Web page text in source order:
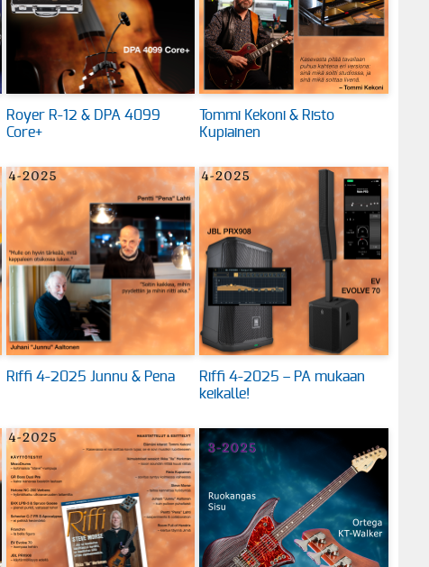
Royer R-12 & DPA 4099
Core+
Tommi Kekoni & Risto
Kupiainen
Riffi 4-2025 Junnu & Pena
Riffi 4-2025 – PA mukaan
keikalle!